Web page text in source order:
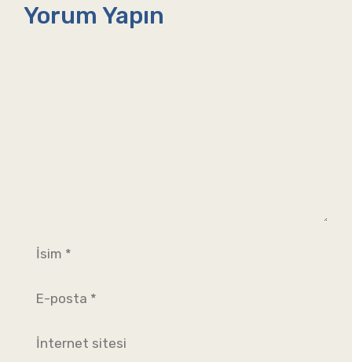
Yorum Yapın
İsim
posta
İnternet
sitesi